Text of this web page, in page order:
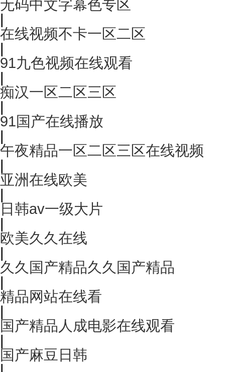
无码中文字幕色专区
|
在线视频不卡一区二区
|
91九色视频在线观看
|
痴汉一区二区三区
|
91国产在线播放
|
午夜精品一区二区三区在线视频
|
亚洲在线欧美
|
日韩av一级大片
|
欧美久久在线
|
久久国产精品久久国产精品
|
精品网站在线看
|
国产精品人成电影在线观看
|
国产麻豆日韩